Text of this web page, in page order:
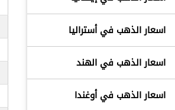
اسعار الذهب في أستراليا
اسعار الذهب في الهند
اسعار الذهب في أوغندا